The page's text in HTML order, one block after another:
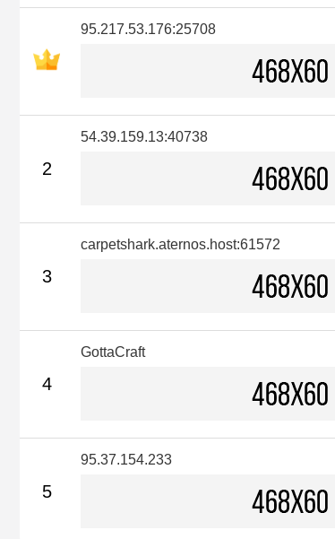
95.217.53.176:25708
2
54.39.159.13:40738
3
carpetshark.aternos.host:61572
4
GottaCraft
5
95.37.154.233